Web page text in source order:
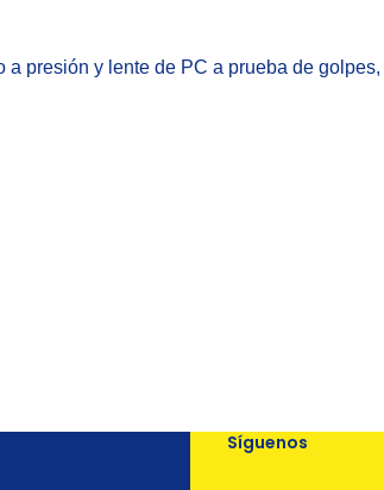
presión y lente de PC a prueba de
Síguenos